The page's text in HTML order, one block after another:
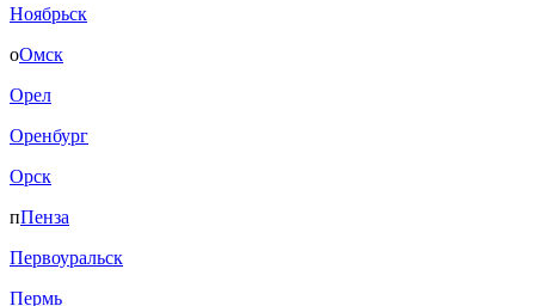
Ноябрьск
оОмск
Орел
Оренбург
Орск
пПенза
Первоуральск
Пермь